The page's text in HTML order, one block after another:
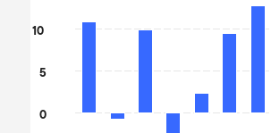
The chart has 1 X axis displaying categories.
0
5
10